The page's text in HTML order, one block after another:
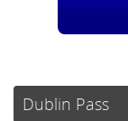
Dublin Pass